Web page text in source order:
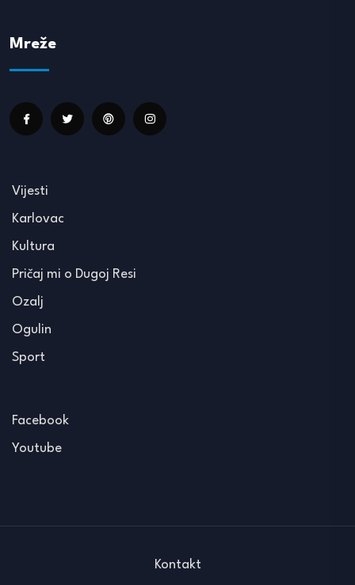
Mreže
Vijesti
Karlovac
Kultura
Pričaj mi o Dugoj Resi
Ozalj
Ogulin
Sport
Facebook
Youtube
Kontakt